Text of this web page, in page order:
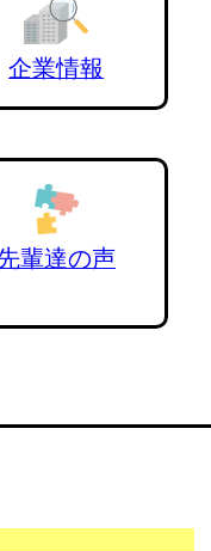
企業情報
輩達の声